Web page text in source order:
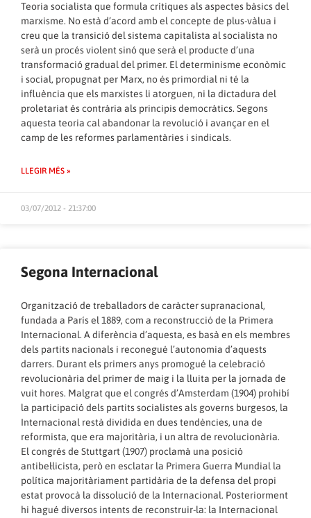
Teoria socialista que formula crítiques als aspectes bàsics del
marxisme. No està d’acord amb el concepte de plus-vàlua i
creu que la transició del sistema capitalista al socialista no
serà un procés violent sinó que serà el producte d’una
transformació gradual del primer. El determinisme econòmic
i social, propugnat per Marx, no és primordial ni té la
influència que els marxistes li atorguen, ni la dictadura del
proletariat és contrària als principis democràtics. Segons
aquesta teoria cal abandonar la revolució i avançar en el
camp de les reformes parlamentàries i sindicals.
LLEGIR MÉS »
03/07/2012 - 21:37:00
Segona Internacional
Organització de treballadors de caràcter supranacional,
fundada a París el 1889, com a reconstrucció de la Primera
Internacional. A diferència d’aquesta, es basà en els membres
dels partits nacionals i reconegué l’autonomia d’aquests
darrers. Durant els primers anys promogué la celebració
revolucionària del primer de maig i la lluita per la jornada de
vuit hores. Malgrat que el congrés d’Amsterdam (1904) prohibí
la participació dels partits socialistes als governs burgesos, la
Internacional restà dividida en dues tendències, una de
reformista, que era majoritària, i un altra de revolucionària.
El congrés de Stuttgart (1907) proclamà una posició
antibel·licista, però en esclatar la Primera Guerra Mundial la
política majoritàriament partidària de la defensa del propi
estat provocà la dissolució de la Internacional. Posteriorment
hi hagué diversos intents de reconstruir-la: la Internacional